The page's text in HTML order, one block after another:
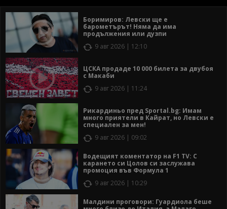
Боримиров: Левски ще е
барометърът! Няма да има
продължения или дузпи
9 авг 2026 | 12:10
ЦСКА продаде 10 000 билета за двубоя
с Макаби
9 авг 2026 | 11:24
Рикардиньо пред Sportal.bg: Имам
много приятели в Кайрат, но Левски е
специален за мен!
9 авг 2026 | 09:02
Водещият коментатор на F1 TV: С
карането си Цолов си заслужава
промоция във Формула 1
9 авг 2026 | 10:29
Малдини проговори: Гуардиола беше